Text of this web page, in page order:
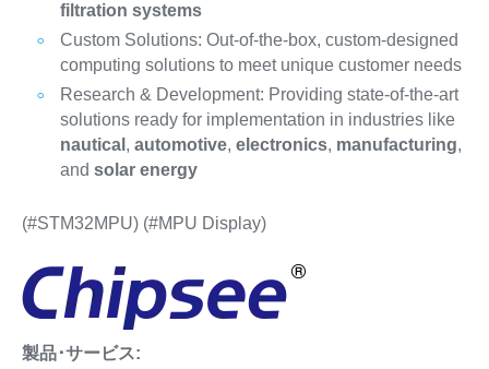
filtration systems
Custom Solutions: Out-of-the-box, custom-designed
computing solutions to meet unique customer needs
Research & Development: Providing state-of-the-art
solutions ready for implementation in industries like
nautical , automotive, electronics, manufacturing,
and solar energy
(#STM32MPU) (#MPU Display)
製品･サービス: